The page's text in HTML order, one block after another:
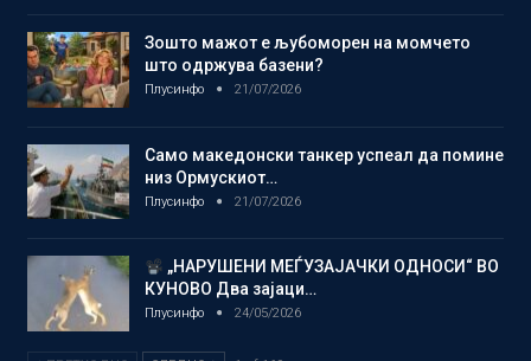
Зошто мажот е љубоморен на момчето
што одржува базени?
Плусинфо 21/07/2026
Само македонски танкер успеал да помине
низ Ормускиот…
Плусинфо 21/07/2026
„НАРУШЕНИ МЕЃУЗАЈАЧКИ ОДНОСИ“ ВО
КУНОВО Два зајаци…
Плусинфо 24/05/2026